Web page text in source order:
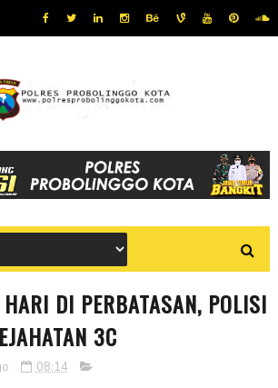
DI PERBATASAN, POLISI
3C
08:14